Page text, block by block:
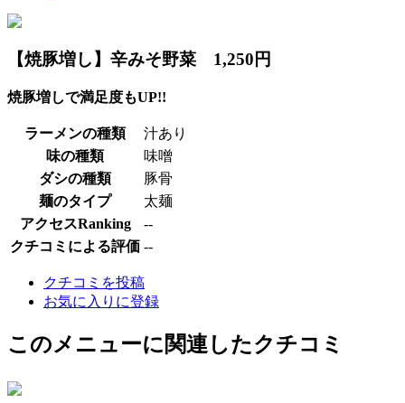
【焼豚増し】辛みそ野菜 1,250円
焼豚増しで満足度もUP!!
ラーメンの種類
汁あり
味の種類
味噌
ダシの種類
豚骨
麺のタイプ
太麺
アクセスRanking
--
クチコミによる評価 --
クチコミを投稿
お気に入りに登録
このメニューに関連したクチコミ